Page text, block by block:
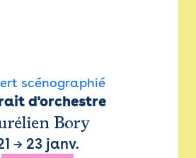
scénographié
d'orchestre
Bory
→ 23 janv.